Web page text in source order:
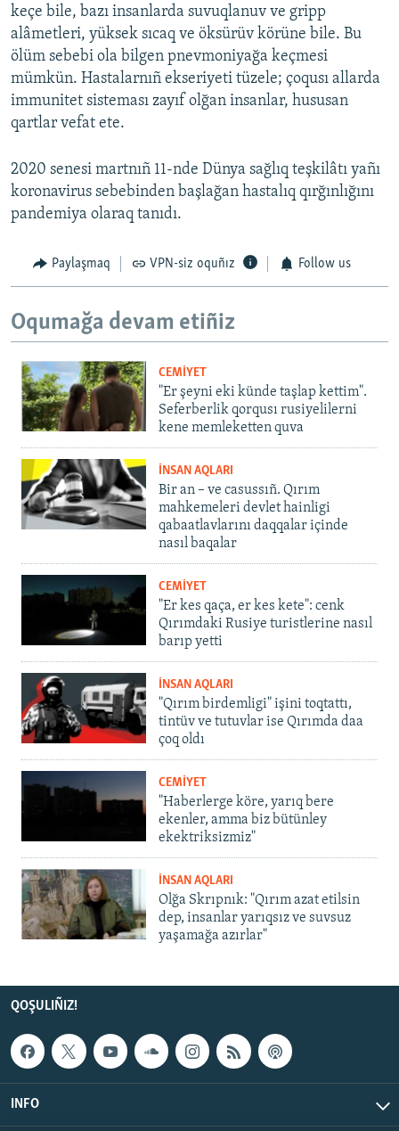
keçe bile, bazı insanlarda suvuqlanuv ve gripp
alâmetleri, yüksek sıcaq ve öksürüv körüne bile. Bu
ölüm sebebi ola bilgen pnevmoniyağa keçmesi
mümkün. Hastalarnıñ ekseriyeti tüzele; çoqusı allarda
immunitet sisteması zayıf olğan insanlar, hususan
qartlar vefat ete.
2020 senesi martnıñ 11-nde Dünya sağlıq teşkilâtı yañı
koronavirus sebebinden başlağan hastalıq qırğınlığını
pandemiya olaraq tanıdı.
Paylaşmaq VPN-siz oquñız Follow us
Oqumağa devam etiñiz
CEMİYET
"Er şeyni eki künde taşlap kettim".
Seferberlik qorqusı rusiyelilerni
kene memleketten quva
İNSAN AQLARI
Bir an – ve casussıñ. Qırım
mahkemeleri devlet hainligi
qabaatlavlarını daqqalar içinde
nasıl baqalar
CEMİYET
"Er kes qaça, er kes kete": cenk
Qırımdaki Rusiye turistlerine nasıl
barıp yetti
İNSAN AQLARI
"Qırım birdemligi" işini toqtattı,
tintüv ve tutuvlar ise Qırımda daa
çoq oldı
CEMİYET
"Haberlerge köre, yarıq bere
ekenler, amma biz bütünley
ekektriksizmiz"
İNSAN AQLARI
Olğa Skrıpnık: "Qırım azat etilsin
dep, insanlar yarıqsız ve suvsuz
yaşamağa azırlar"
QOŞULIÑIZ!
INFO